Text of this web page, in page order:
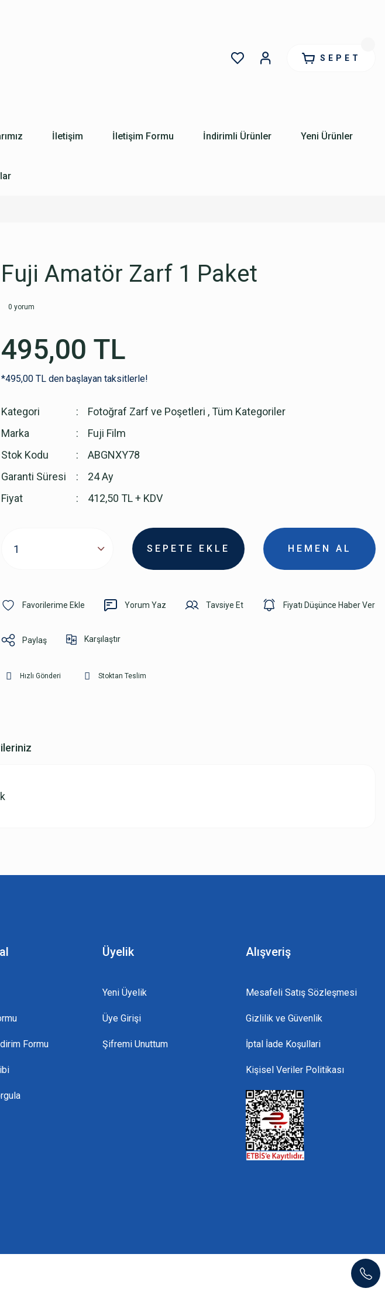
SEPET
İletişim İletişim Formu İndirimli Ürünler Yeni Ürünler
Fuji Amatör Zarf 1 Paket
0 yorum
495,00 TL
*495,00 TL den başlayan taksitlerle!
Kategori Fotoğraf Zarf ve Poşetleri ,Tüm Kategoriler
Marka
Fuji Film
Stok Kodu
ABGNXY78
Garanti Süresi
24 Ay
Fiyat
412,50 TL + KDV
SEPETE EKLE HEMEN AL
Yorum Yaz Tavsiye Et Fiyatı Düşünce Haber Ver
Paylaş Karşılaştır
Hızlı Gönderi Stoktan Teslim
siz yapın!
Formu
Üyelik
Yeni Üyelik
Üye Girişi
Şifremi Unuttum
Alışveriş
Mesafeli Satış Sözleşmesi
Gizlilik ve Güvenlik
İptal İade Koşullari
Kişisel Veriler Politikası